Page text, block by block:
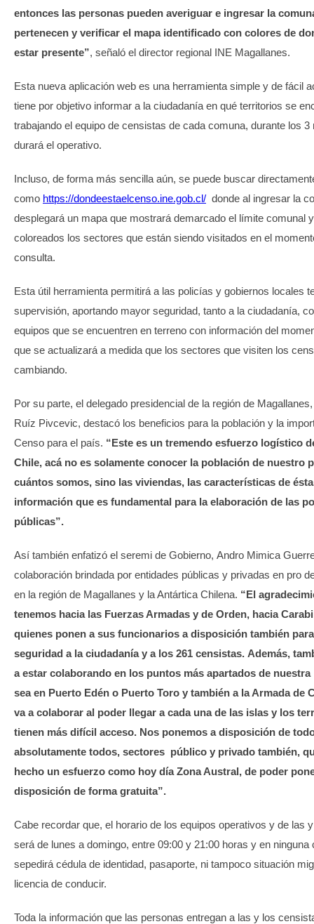
entonces las personas pueden averiguar e ingresar la
pertenecen y verificar el mapa identificado con colores de
estar presente”, señaló el director regional INE Magallanes.
Esta nueva aplicación web es una herramienta simple y de fácil
tiene por objetivo informar a la ciudadanía en qué territorios se
trabajando el equipo de censistas de cada comuna, durante los 3
durará el operativo.
Incluso, de forma más sencilla aún, se puede buscar
como https://dondeestaelcenso.ine.gob.cl/ donde al ingresar la
desplegará un mapa que mostrará demarcado el límite comunal
coloreados los sectores que están siendo visitados en el
consulta.
Esta útil herramienta permitirá a las policías y gobiernos locales
supervisión, aportando mayor seguridad, tanto a la ciudadanía,
equipos que se encuentren en terreno con información del
que se actualizará a medida que los sectores que visiten los
cambiando.
Por su parte, el delegado presidencial de la región de
Ruíz Pivcevic, destacó los beneficios para la población y la
Censo para el país. “Este es un tremendo esfuerzo logístico
Chile, acá no es solamente conocer la población de nuestro
cuántos somos, sino las viviendas, las características de
información que es fundamental para la elaboración de las
públicas”.
Así también enfatizó el seremi de Gobierno, Andro Mimica
colaboración brindada por entidades públicas y privadas en pro
en la región de Magallanes y la Antártica Chilena. “El
tenemos hacia las Fuerzas Armadas y de Orden, hacia
quienes ponen a sus funcionarios a disposición también
seguridad a la ciudadanía y a los 261 censistas. Además,
a estar colaborando en los puntos más apartados de nuestra
sea en Puerto Edén o Puerto Toro y también a la Armada de
va a colaborar al poder llegar a cada una de las islas y los
tienen más difícil acceso. Nos ponemos a disposición de
absolutamente todos, sectores público y privado también,
hecho un esfuerzo como hoy día Zona Austral, de poder
disposición de forma gratuita”.
Cabe recordar que, el horario de los equipos operativos y de las
será de lunes a domingo, entre 09:00 y 21:00 horas y en ninguna
sepedirá cédula de identidad, pasaporte, ni tampoco situación
licencia de conducir.
Toda la información que las personas entregan a las y los